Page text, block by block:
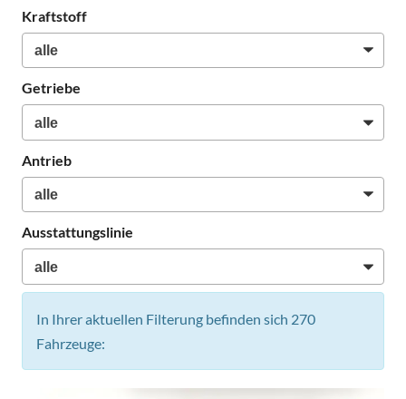
Kraftstoff
Getriebe
Antrieb
Ausstattungslinie
In Ihrer aktuellen Filterung befinden sich 270
Fahrzeuge: